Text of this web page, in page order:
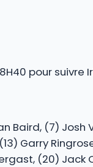
pour suivre
Baird, (7) Josh
Garry
(20) Jack